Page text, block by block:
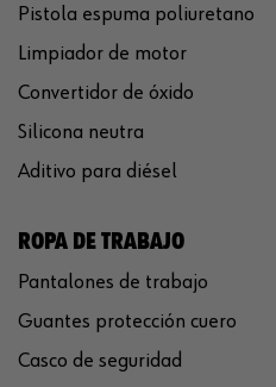
Pistola espuma poliuretano
Limpiador de motor
Convertidor de óxido
Silicona neutra
Aditivo para diésel
ROPA DE TRABAJO
Pantalones de trabajo
Guantes protección cuero
Casco de seguridad